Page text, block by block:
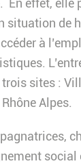
En effet, elle
situation de
à
trois sites :
Alpes.
social